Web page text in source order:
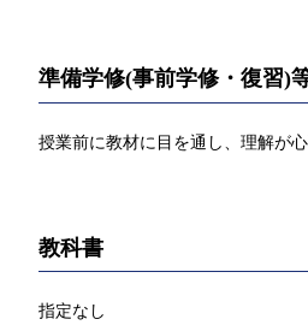
準備学修(事前学修・復習)
授業前に教材に目を通し、理解が
教科書
指定なし